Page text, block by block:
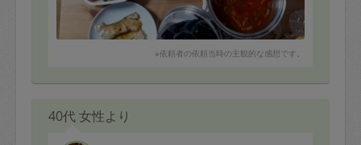
※依頼者の依頼当時の主観的な感想です。
40代 女性より